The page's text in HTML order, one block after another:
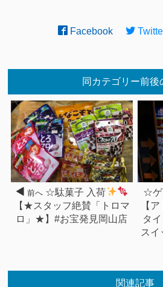
Facebook
同カテゴリー前後
前へ ☆駄菓子 入荷
【★スタッフ絶賛「トロマ
ロ」★】#お宝発見岡山店
☆ゲ
【
タ
スイ
関連記事